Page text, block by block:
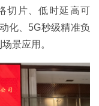
切片、低时延高可
化、5G秒级精准负
景应用。